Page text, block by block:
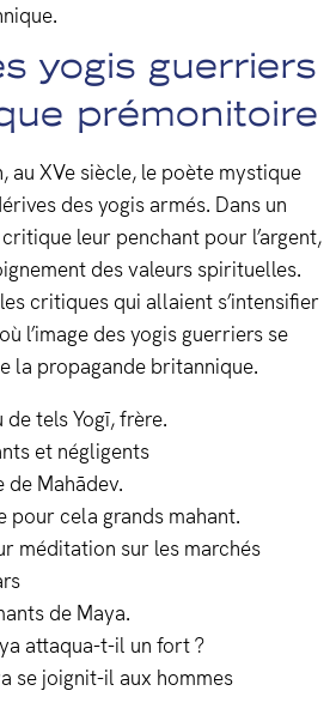
yogis guerriers
prémonitoire
au XVe siècle, le poète mystique
des yogis armés. Dans un
leur penchant pour l’argent,
des valeurs spirituelles.
critiques qui allaient s’intensifier
l’image des yogis guerriers se
la propagande britannique.
de tels Yogī, frère.
et négligents
de Mahādev.
pour cela grands mahant.
méditation sur les marchés
de Maya.
attaqua-t-il un fort ?
se joignit-il aux hommes